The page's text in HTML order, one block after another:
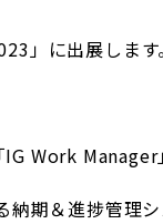
」に出展します。
Work Manager
期＆進捗管理